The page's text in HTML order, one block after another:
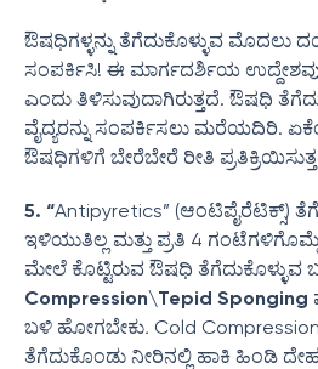
ಔಷಧಿಗಳ್ಳನ್ನು ತೆಗೆದುಕೊಳ್ಳುವ ಮೊದಲು
ಸಂಪರ್ಕಿಸಿ! ಈ ಮಾರ್ಗದರ್ಶಿಯ
ಎಂದು ತಿಳಿಸುವುದಾಗಿರುತ್ತದೆ. ಔಷಧಿ
ವೈದ್ಯರನ್ನು ಸಂಪರ್ಕಿಸಲು ಮರೆಯದಿರಿ.
ಔಷಧಿಗಳಿಗೆ ಬೇರೆಬೇರೆ ರೀತಿ
5. “Antipyretics” (ಆಂಟಿಪೈರೆಟಿಕ್ಸ್)
ಇಳಿಯುತಿಲ್ಲ ಮತ್ತು ಪ್ರತಿ 4
ಮೇಲೆ ಕೊಟ್ಟಿರುವ ಔಷಧಿ ತೆಗೆದುಕೊಳ್ಳುವ
Compression\Tepid Sponging
ಬಳಿ ಹೋಗಬೇಕು. Cold
ತೆಗೆದುಕೊಂಡು ನೀರಿನಲ್ಲಿ ಹಾಕಿ ಹಿಂಡಿ